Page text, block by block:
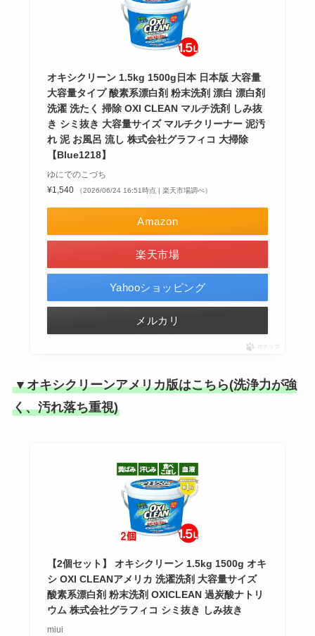
オキシクリーン 1.5kg 1500g日本 日本版 大容量
大容量タイプ 酸素系漂白剤 粉末洗剤 漂白 漂白剤
洗濯 洗たく 掃除 OXI CLEAN マルチ洗剤 しみ抜
き シミ抜き 大容量サイズ マルチクリーナー 泥汚
れ 泥 お風呂 流し 株式会社グラフィコ 大掃除
【Blue1218】
ゆにでのこづち
¥1,540
（2026/06/24 16:51時点 | 楽天市場調べ）
Amazon
楽天市場
Yahooショッピング
メルカリ
ポチップ
▼オキシクリーンアメリカ版はこちら(洗浄力が強
く、汚れ落ち重視)
【2個セット】 オキシクリーン 1.5kg 1500g オキ
シ OXI CLEANアメリカ 洗濯洗剤 大容量サイズ
酸素系漂白剤 粉末洗剤 OXICLEAN 過炭酸ナトリ
ウム 株式会社グラフィコ シミ抜き しみ抜き
miui